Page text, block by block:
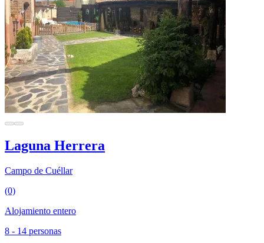
Laguna Herrera
Campo de Cuéllar
(0)
Alojamiento entero
8 - 14 personas